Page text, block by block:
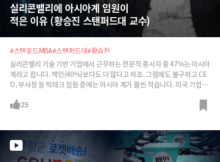
실리콘밸리에 아시아계 임원이
적은 이유 (황승진 스탠퍼드대 교수)
#스탠포드MBA#스탠퍼드대#황승진
실리콘밸리 기술 기반 기업에서 근무하는 전문직 종사자 중 47%는 아시아
계라고 합니다. 백인(40%)보다도 더 많다고 하죠. 그럼에도 불구하고 CE
O, 부사장 등 빅테크 임원 중에는 아시아 계가 훨씬 적습니다. 미국 기업에
가 부족한 면을 갖고 있어서일까요? 스탠퍼드대 최초 한국인 종신 교수인
25